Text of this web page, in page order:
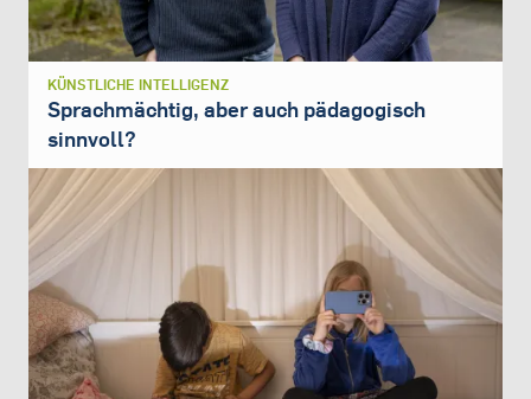
KÜNSTLICHE INTELLIGENZ
Sprachmächtig, aber auch pädagogisch
sinnvoll?